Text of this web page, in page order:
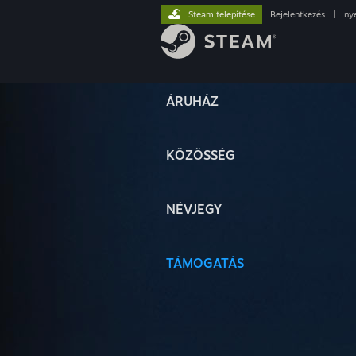
ÁRUHÁZ
KÖZÖSSÉG
NÉVJEGY
TÁMOGATÁS
Steam telepítése Bejelentkezés